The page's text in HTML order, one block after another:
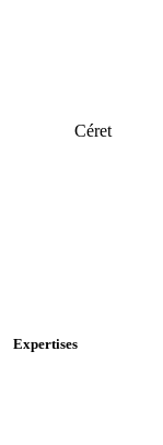
Céret
Expertises